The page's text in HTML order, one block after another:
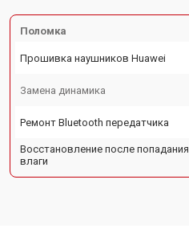
Поломка
Прошивка наушников Huawei
Замена динамика
Ремонт Bluetooth передатчика
Восстановление после попадания
влаги